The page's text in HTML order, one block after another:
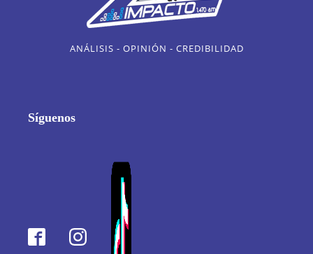
ANÁLISIS - OPINIÓN - CREDIBILIDAD
Síguenos